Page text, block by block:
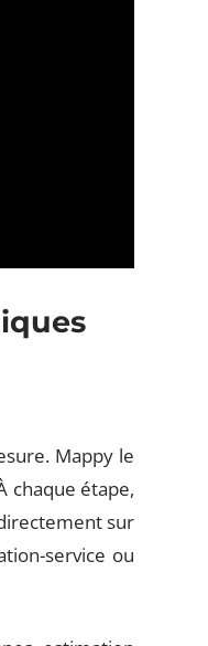
Mappy le
chaque étape,
sur
service ou